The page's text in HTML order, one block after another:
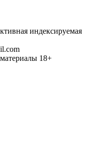
индексируемая
18+